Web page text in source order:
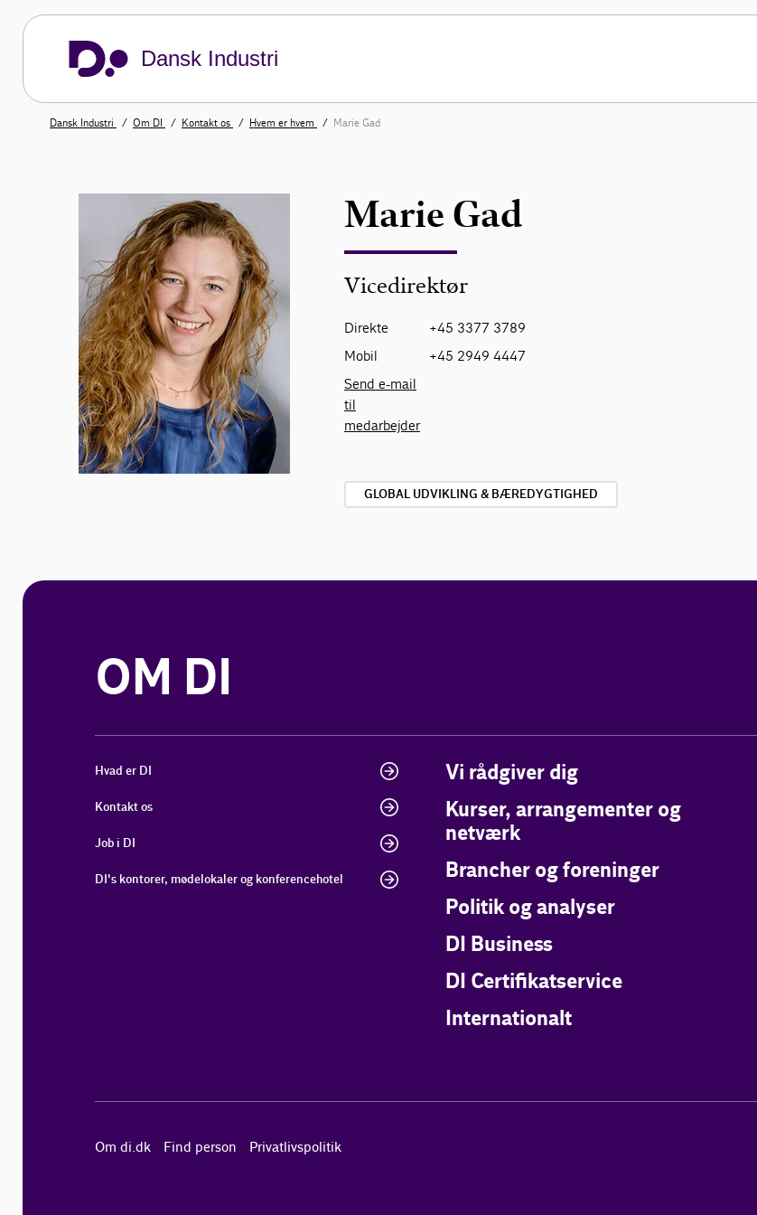
Dansk Industri
Dansk Industri Om DI Kontakt os Hvem er hvem Marie Gad
Marie Gad
Vicedirektør
Direkte
+45 3377 3789
Mobil
+45 2949 4447
Send e-mail
til
medarbejder
GLOBAL UDVIKLING & BÆREDYGTIGHED
OM DI
Hvad er DI
Kontakt os
Job i DI
DI's kontorer, mødelokaler og konferencehotel
Vi rådgiver dig
Kurser, arrangementer og
netværk
Brancher og foreninger
Politik og analyser
DI Business
DI Certifikatservice
Internationalt
Om di.dk Find person Privatlivspolitik